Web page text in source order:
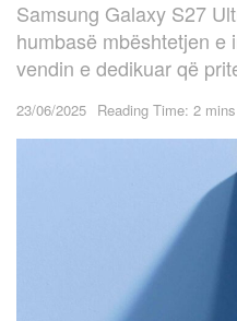
Samsung Galaxy S27
humbasë mbështetjen e
vendin e dedikuar që
23/06/2025 Reading Time: 2